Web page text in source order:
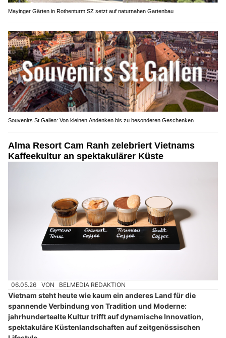
Mayinger Gärten in Rothenturm SZ setzt auf naturnahen Gartenbau
Souvenirs St.Gallen: Von kleinen Andenken bis zu besonderen Geschenken
Alma Resort Cam Ranh zelebriert Vietnams
Kaffeekultur an spektakulärer Küste
06.05.26 VON BELMEDIA REDAKTION
Vietnam steht heute wie kaum ein anderes Land für die
spannende Verbindung von Tradition und Moderne:
jahrhundertealte Kultur trifft auf dynamische Innovation,
spektakuläre Küstenlandschaften auf zeitgenössischen